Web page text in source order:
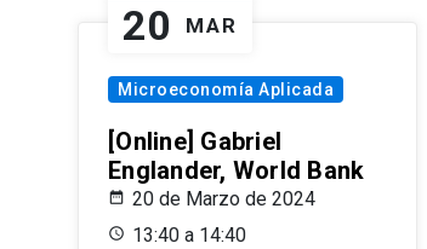
20 MAR
Microeconomía Aplicada
[Online] Gabriel
Englander, World Bank
20 de Marzo de 2024
13:40 a 14:40